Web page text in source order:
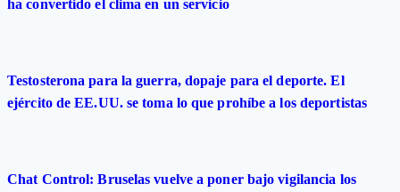
ha convertido el clima en un servicio
Testosterona para la guerra, dopaje para el deporte. El
ejército de EE.UU. se toma lo que prohíbe a los deportistas
Chat Control: Bruselas vuelve a poner bajo vigilancia los